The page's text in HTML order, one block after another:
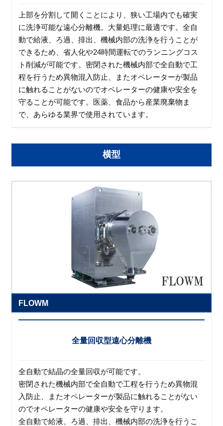
上部を分割して開くことにより、狭い工場内でも確実
に洗浄可能な遠心分離機。大量処理に最適です。全自
動で給液、ろ過、排出、機械内部の洗浄を行うことが
できるため、省人化や24時間運転でのランニングコス
ト削減が可能です。密閉された機械内部で全自動で工
程を行うため異物混入防止、またオペレーターが製品
に触れることがないのでオペレーターの健康や安全を
守ることが可能です。医薬、食品から産業廃棄物ま
で、あらゆる業界で使用されています。
横型
FLOWM
全量回収型遠心分離機
全自動で結晶の全量回収が可能です。
密閉された機械内部で全自動で工程を行うため異物混
入防止、またオペレーターが製品に触れることがない
のでオペレーターの健康や安全を守ります。
全自動で給液、ろ過、排出、機械内部の洗浄を行うこ